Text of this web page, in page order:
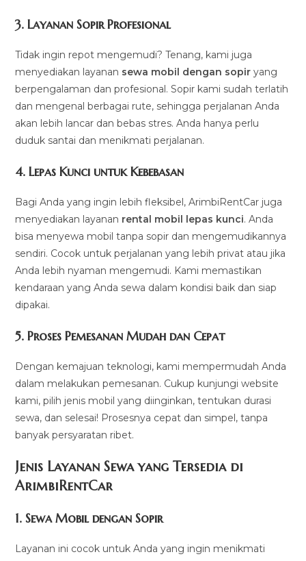
3.Layanan Sopir Profesional
Tidak ingin repot mengemudi? Tenang, kami juga
menyediakan layanan sewa mobil dengan sopir yang
berpengalaman dan profesional. Sopir kami sudah terlatih
dan mengenal berbagai rute, sehingga perjalanan Anda
akan lebih lancar dan bebas stres. Anda hanya perlu
duduk santai dan menikmati perjalanan.
4.Lepas Kunci untuk Kebebasan
Bagi Anda yang ingin lebih fleksibel, ArimbiRentCar juga
menyediakan layanan rental mobil lepas kunci. Anda
bisa menyewa mobil tanpa sopir dan mengemudikannya
sendiri. Cocok untuk perjalanan yang lebih privat atau jika
Anda lebih nyaman mengemudi. Kami memastikan
kendaraan yang Anda sewa dalam kondisi baik dan siap
dipakai.
5.Proses Pemesanan Mudah dan Cepat
Dengan kemajuan teknologi, kami mempermudah Anda
dalam melakukan pemesanan. Cukup kunjungi website
kami, pilih jenis mobil yang diinginkan, tentukan durasi
sewa, dan selesai! Prosesnya cepat dan simpel, tanpa
banyak persyaratan ribet.
Jenis Layanan Sewa yang Tersedia di
ArimbiRentCar
1.Sewa Mobil dengan Sopir
Layanan ini cocok untuk Anda yang ingin menikmati